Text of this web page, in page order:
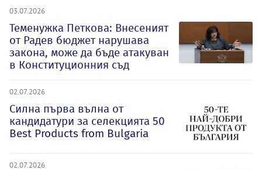
03.07.2026
Теменужка Петкова: Внесеният
от Радев бюджет нарушава
закона, може да бъде атакуван
в Конституционния съд
02.07.2026
Силна първа вълна от
кандидатури за селекцията 50
Best Products from Bulgaria
02.07.2026